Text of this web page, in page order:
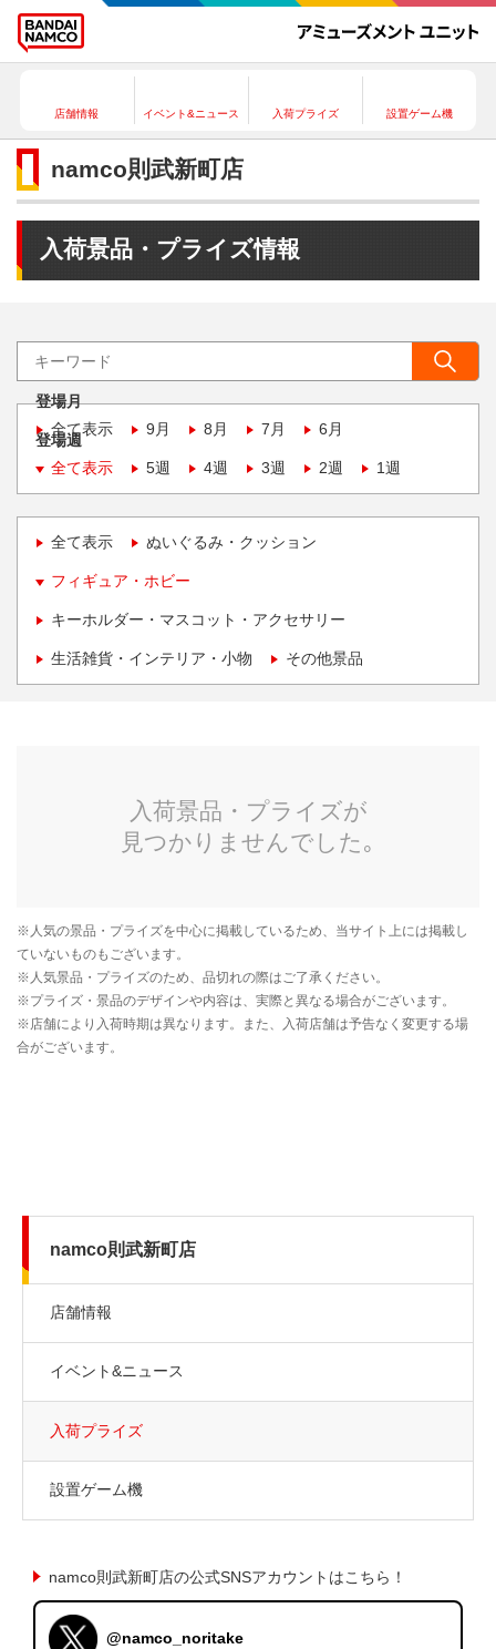
店舗情報 イベント&ニュース 入荷プライズ 設置ゲーム機
namco則武新町店
入荷景品・プライズ情報
登場月
全て表示
9月 8月 7月 6月
登場週
全て表示
5週 4週 3週 2週 1週
全て表示 ぬいぐるみ・クッション
フィギュア・ホビー
キーホルダー・マスコット・アクセサリー
生活雑貨・インテリア・小物 その他景品
namco則武新町店
店舗情報
イベント&ニュース
入荷プライズ
設置ゲーム機
namco則武新町店の公式SNSアカウントはこちら！
@namco_noritake